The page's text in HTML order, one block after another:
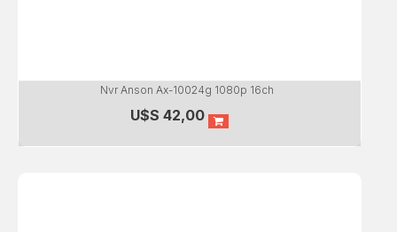
Nvr Anson Ax-10024g 1080p 16ch
U$S 42,00